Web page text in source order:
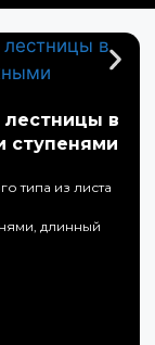
лестницы в
ступенями
типа из листа
длинный